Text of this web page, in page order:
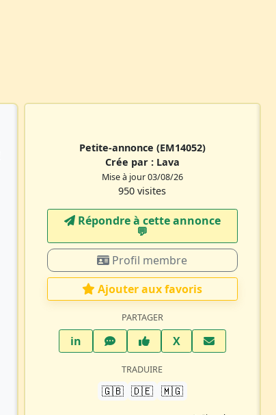
Petite-annonce (EM14052)
Crée par : Lava
Mise à jour 03/08/26
950 visites
Répondre à cette annonce
💬​
Profil membre
Ajouter aux favoris
PARTAGER
inLinkedInWhatsAppFacebook
XTwitter X
TRADUIRE
🇬🇧 🇩🇪 🇲🇬